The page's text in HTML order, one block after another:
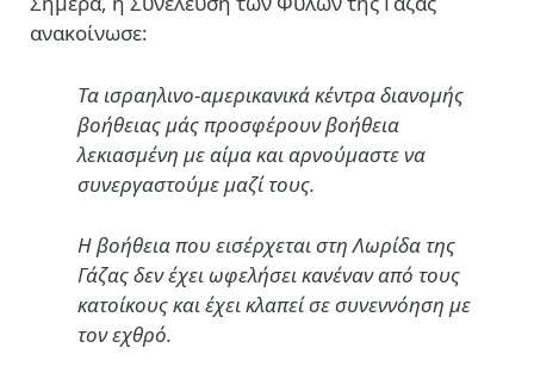
ανακοίνωσε:
Τα ισραηλινο-αμερικανικά κέντρα διανομής
βοήθειας μάς προσφέρουν βοήθεια
λεκιασμένη με αίμα και αρνούμαστε να
συνεργαστούμε μαζί τους.
Η βοήθεια που εισέρχεται στη Λωρίδα της
Γάζας δεν έχει ωφελήσει κανέναν από τους
κατοίκους και έχει κλαπεί σε συνεννόηση με
τον εχθρό.